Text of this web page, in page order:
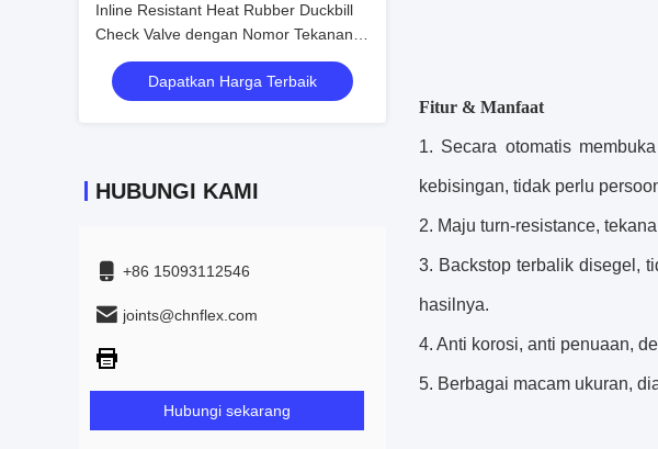
Inline Resistant Heat Rubber Duckbill
Check Valve dengan Nomor Tekanan
1.0Mpa dan 1.6Mpa dalam warna
Hitam
Dapatkan Harga Terbaik
HUBUNGI KAMI
+86 15093112546
joints@chnflex.com
Hubungi sekarang
Fitur & Manfaat
1. Secara otomatis
kebisingan, tidak perlu
2. Maju turn-resistance,
3. Backstop terbalik disegel,
hasilnya.
4. Anti korosi, anti penuaan,
5. Berbagai macam ukuran,